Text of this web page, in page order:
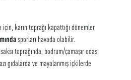
karın toprağı kapattığı dönemler
sporları havada olabilir.
toprağında, bodrum/çamaşır odası
gıdalarda ve mayalanmış içkilerde